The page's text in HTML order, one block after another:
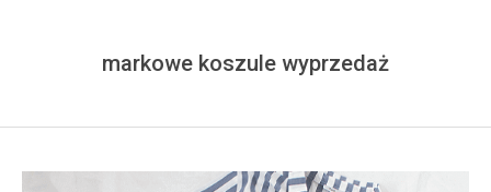
markowe koszule wyprzedaż